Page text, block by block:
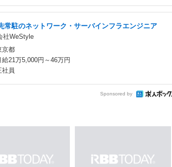
常駐のネットワーク・サーバインフラエンジニア
社WeStyle
京都
給21万5,000円～46万円
社員
Sponsored by